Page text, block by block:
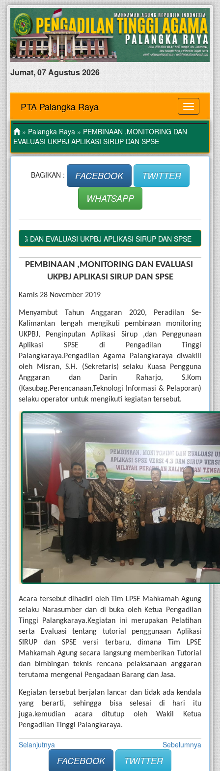
Jumat, 07 Agustus 2026
MENU
PTA Palangka Raya
» Palangka Raya » PEMBINAAN ,MONITORING DAN
EVALUASI UKPBJ APLIKASI SIRUP DAN SPSE
BAGIKAN : FACEBOOK
TWITTER
WHATSAPP
DAN EVALUASI UKPBJ APLIKASI SIRUP DAN SPSE
PEMBINAAN ,MONITORING DAN EVALUASI
UKPBJ APLIKASI SIRUP DAN SPSE
Kamis 28 November 2019
Menyambut Tahun Anggaran 2020, Peradilan Se-
Kalimantan tengah mengikuti pembinaan monitoring
UKPBJ, Penginputan Aplikasi Sirup ,dan Penggunaan
Aplikasi SPSE di Pengadilan Tinggi
Palangkaraya.Pengadilan Agama Palangkaraya diwakili
oleh Misran, S.H. (Sekretaris) selaku Kuasa Pengguna
Anggaran dan Darin Raharjo, S.Kom
(Kasubag.Perencanaan,Teknologi Informasi & Pelaporan)
selaku operator untuk mengikuti kegiatan tersebut.
Acara tersebut dihadiri oleh Tim LPSE Mahkamah Agung
selaku Narasumber dan di buka oleh Ketua Pengadilan
Tinggi Palangkaraya.Kegiatan ini merupakan Pelatihan
serta Evaluasi tentang tutorial penggunaan Aplikasi
SIRUP dan SPSE versi terbaru, dimana Tim LPSE
Mahkamah Agung secara langsung memberikan Tutorial
dan bimbingan teknis rencana pelaksanaan anggaran
terutama mengenai Pengadaan Barang dan Jasa.
Kegiatan tersebut berjalan lancar dan tidak ada kendala
yang berarti, sehingga bisa selesai di hari itu
juga.kemudian acara ditutup oleh Wakil Ketua
Pengadilan Tinggi Palangkaraya.
Selanjutnya Sebelumnya
FACEBOOK
TWITTER